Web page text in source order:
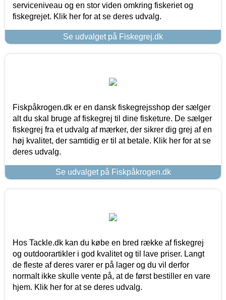
serviceniveau og en stor viden omkring fiskeriet og
fiskegrejet. Klik her for at se deres udvalg.
Se udvalget på Fiskegrej.dk
Fiskpåkrogen.dk er en dansk fiskegrejsshop der sælger
alt du skal bruge af fiskegrej til dine fisketure. De sælger
fiskegrej fra et udvalg af mærker, der sikrer dig grej af en
høj kvalitet, der samtidig er til at betale. Klik her for at se
deres udvalg.
Se udvalget på Fiskpåkrogen.dk
Hos Tackle.dk kan du købe en bred række af fiskegrej
og outdoorartikler i god kvalitet og til lave priser. Langt
de fleste af deres varer er på lager og du vil derfor
normalt ikke skulle vente på, at de først bestiller en vare
hjem. Klik her for at se deres udvalg.